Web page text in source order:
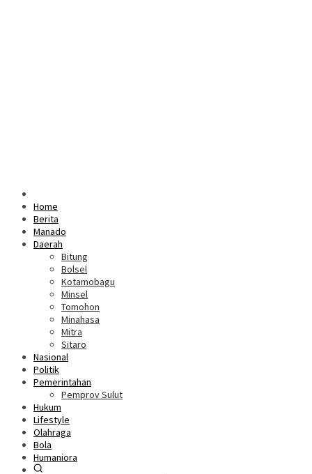
Home
Berita
Manado
Daerah
Bitung
Bolsel
Kotamobagu
Minsel
Tomohon
Minahasa
Mitra
Sitaro
Nasional
Politik
Pemerintahan
Pemprov Sulut
Hukum
Lifestyle
Olahraga
Bola
Humaniora